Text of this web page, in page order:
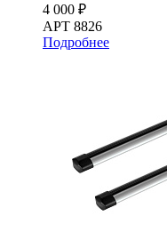
4 000 ₽
АРТ 8826
Подробнее